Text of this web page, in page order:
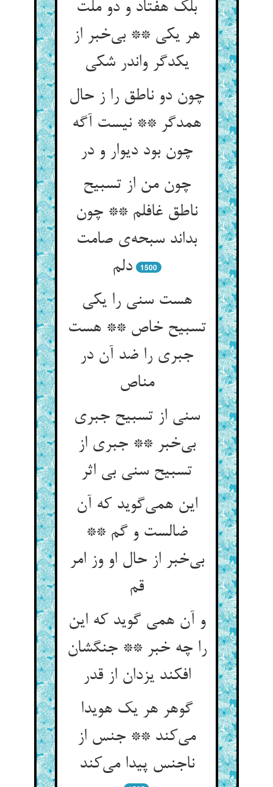
بلک هفتاد و دو ملت
هر یکی ** بی‌خبر از
یکدگر واندر شکی
چون دو ناطق را ز حال
همدگر ** نیست آگه
چون بود دیوار و در
چون من از تسبیح
ناطق غافلم ** چون
بداند سبحه‌ی صامت
دلم
1500
هست سنی را یکی
تسبیح خاص ** هست
جبری را ضد آن در
مناص
سنی از تسبیح جبری
بی‌خبر ** جبری از
تسبیح سنی بی اثر
این همی‌گوید که آن
ضالست و گم **
بی‌خبر از حال او وز امر
قم
و آن همی گوید که این
را چه خبر ** جنگشان
افکند یزدان از قدر
گوهر هر یک هویدا
می‌کند ** جنس از
ناجنس پیدا می‌کند